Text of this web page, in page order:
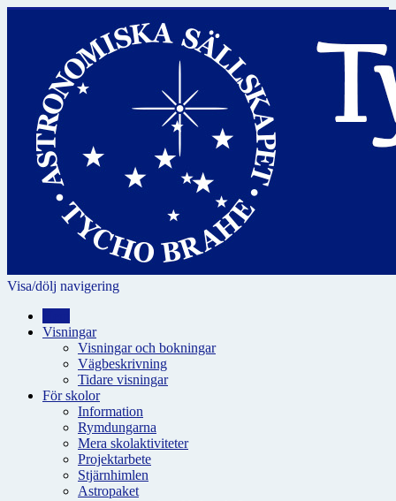
Visa/dölj navigering
Visningar
Visningar och bokningar
Vägbeskrivning
Tidare visningar
För skolor
Information
Rymdungarna
Mera skolaktiviteter
Projektarbete
Stjärnhimlen
Astropaket